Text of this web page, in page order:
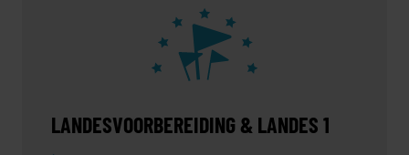
LANDESVOORBEREIDING & LANDES 1